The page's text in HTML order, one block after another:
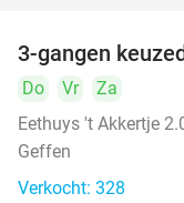
3-gangen
Do Vr
Za
Eethuys 't Akkertje
Geffen
Verkocht: 328